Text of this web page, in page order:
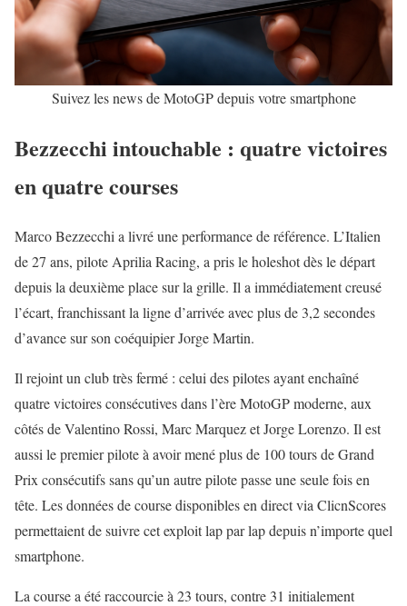
Suivez les news de MotoGP depuis votre smartphone
Bezzecchi intouchable : quatre victoires
en quatre courses
Marco Bezzecchi a livré une performance de référence. L’Italien
de 27 ans, pilote Aprilia Racing, a pris le holeshot dès le départ
depuis la deuxième place sur la grille. Il a immédiatement creusé
l’écart, franchissant la ligne d’arrivée avec plus de 3,2 secondes
d’avance sur son coéquipier Jorge Martin.
Il rejoint un club très fermé : celui des pilotes ayant enchaîné
quatre victoires consécutives dans l’ère MotoGP moderne, aux
côtés de Valentino Rossi, Marc Marquez et Jorge Lorenzo. Il est
aussi le premier pilote à avoir mené plus de 100 tours de Grand
Prix consécutifs sans qu’un autre pilote passe une seule fois en
tête. Les données de course disponibles en direct via ClicnScores
permettaient de suivre cet exploit lap par lap depuis n’importe quel
smartphone.
La course a été raccourcie à 23 tours, contre 31 initialement